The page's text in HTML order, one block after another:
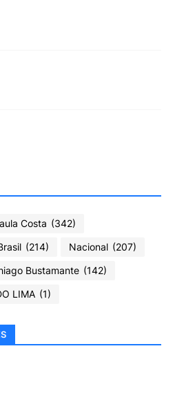
Costa (342)
(214) Nacional (207)
Bustamante (142)
LIMA (1)